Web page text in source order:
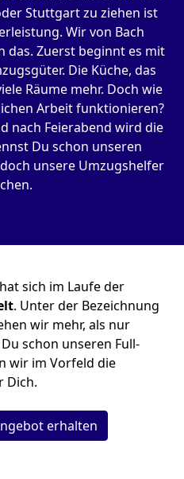
Stuttgart zu ziehen ist
Wir von Bach
das. Zuerst beginnt es mit
Die Küche, das
Räume mehr. Doch wie
Arbeit funktionieren?
nach Feierabend wird die
Du schon unseren
unsere Umzugshelfer
sich im Laufe der
. Unter der Bezeichnung
wir mehr, als nur
schon unseren Full-
wir im Vorfeld die
Dich.
erhalten